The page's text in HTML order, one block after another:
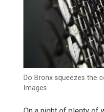
Do Bronx squeezes the
Images